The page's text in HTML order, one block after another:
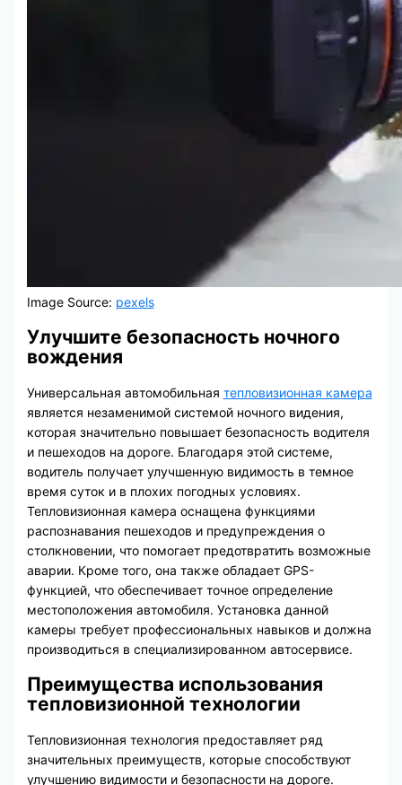
Image Source: pexels
Улучшите безопасность ночного
вождения
Универсальная автомобильная тепловизионная камера
является незаменимой системой ночного видения,
которая значительно повышает безопасность водителя
и пешеходов на дороге. Благодаря этой системе,
водитель получает улучшенную видимость в темное
время суток и в плохих погодных условиях.
Тепловизионная камера оснащена функциями
распознавания пешеходов и предупреждения о
столкновении, что помогает предотвратить возможные
аварии. Кроме того, она также обладает GPS-
функцией, что обеспечивает точное определение
местоположения автомобиля. Установка данной
камеры требует профессиональных навыков и должна
производиться в специализированном автосервисе.
Преимущества использования
тепловизионной технологии
Тепловизионная технология предоставляет ряд
значительных преимуществ, которые способствуют
улучшению видимости и безопасности на дороге.